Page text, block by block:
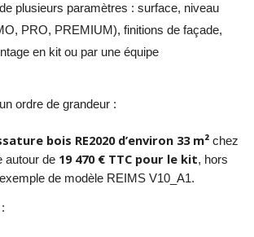
plusieurs paramètres : surface, niveau
PRO, PREMIUM), finitions de façade,
en kit ou par une équipe
ordre de grandeur :
bois RE2020 d’environ 33 m²chez
autour de 19 470 € TTC pour le kit, hors
de modèle REIMS V10_A1.